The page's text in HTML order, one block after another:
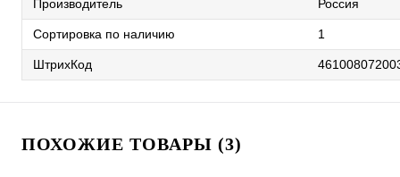
Производитель Россия
Сортировка по наличию 1
ШтрихКод
ПОХОЖИЕ ТОВАРЫ (3)